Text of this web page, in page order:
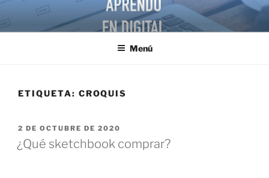
Menú
ETIQUETA: CROQUIS
2 DE OCTUBRE DE 2020
¿Qué sketchbook comprar?